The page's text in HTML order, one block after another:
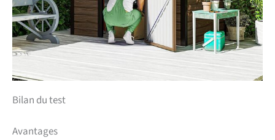
Bilan du test
Avantages